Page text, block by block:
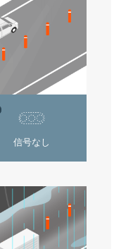
信号なし